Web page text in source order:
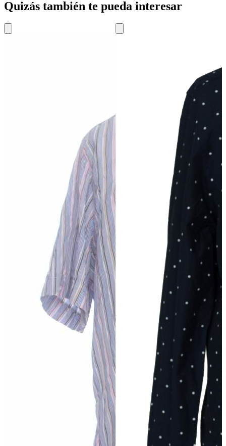
Quizás también te pueda interesar